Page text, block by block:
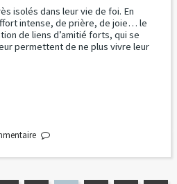
isolés dans leur vie de foi. En
intense, de prière, de joie… le
de liens d’amitié forts, qui se
permettent de ne plus vivre leur